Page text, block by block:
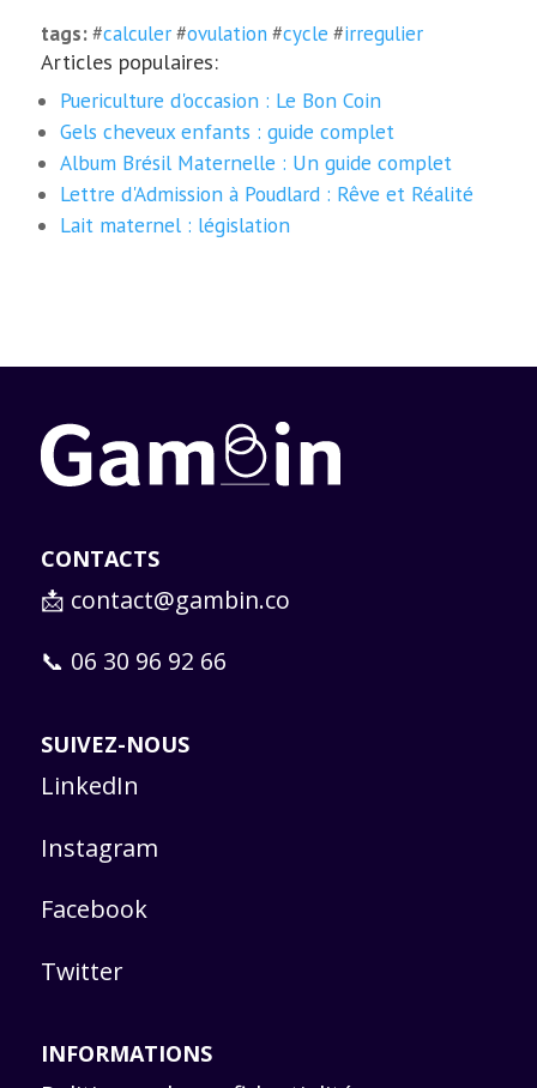
tags:#calculer#ovulation #cycle #irregulier
Articles populaires:
Puericulture d'occasion : Le Bon Coin
Gels cheveux enfants : guide complet
Album Brésil Maternelle : Un guide complet
Lettre d'Admission à Poudlard : Rêve et Réalité
Lait maternel : législation
CONTACTS
📩 contact@gambin.co
📞 06 30 96 92 66
SUIVEZ-NOUS
LinkedIn
Instagram
Facebook
Twitter
INFORMATIONS